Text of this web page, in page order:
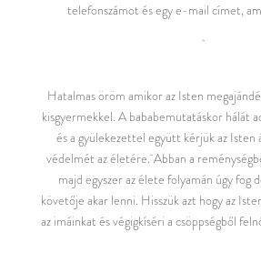
telefonszámot és egy e-mail címet,
Hatalmas öröm amikor az Isten
kisgyermekkel. A bababemutatáskor hálát
és a gyülekezettel együtt kérjük az Isten
védelmét az életére.Abban a
majd egyszer az élete folyamán úgy fog
követője akar lenni. Hisszük azt hogy az
az imáinkat és végigkíséri a csöppségből